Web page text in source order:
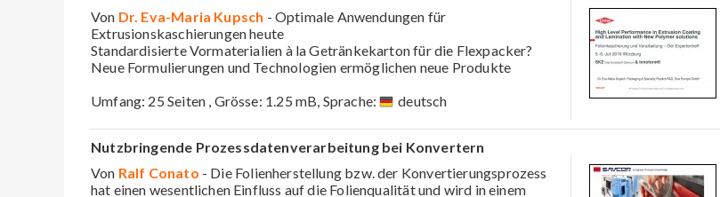
Von Dr. Eva-Maria Kupsch - Optimale Anwendungen für
Extrusionskaschierungen heute
Standardisierte Vormaterialien à la Getränkekarton für die Flexpacker?
Neue Formulierungen und Technologien ermöglichen neue Produkte
Umfang: 25 Seiten , Grösse: 1.25 mB, Sprache:
deutsch
Nutzbringende Prozessdatenverarbeitung bei Konvertern
Von Ralf Conato - Die Folienherstellung bzw. der Konvertierungsprozess
hat einen wesentlichen Einfluss auf die Folienqualität und wird in einem